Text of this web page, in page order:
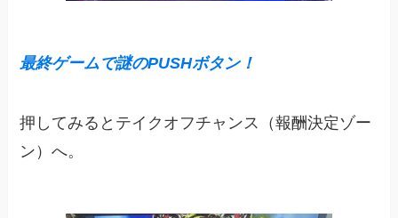
最終ゲームで謎のPUSHボタン！
押してみるとテイクオフチャンス（報酬決定ゾー
ン）へ。